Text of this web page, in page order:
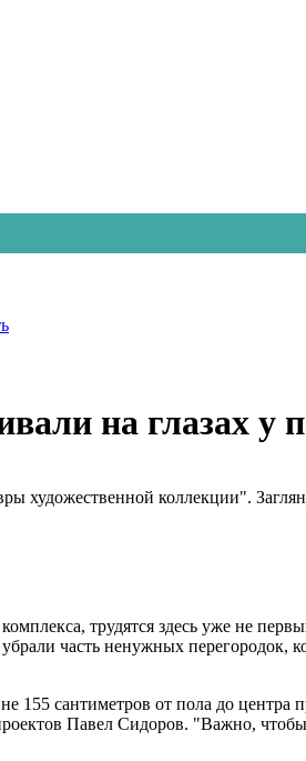
на глазах у
коллекции".
трудятся здесь уже не
часть ненужных перегородок,
155 сантиметров от пола до центра
Павел Сидоров. "Важно,